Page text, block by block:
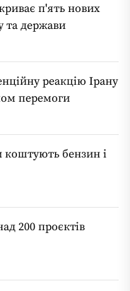
п'ять нових
та держави
реакцію Ірану
перемоги
коштують бензин і
200 проєктів